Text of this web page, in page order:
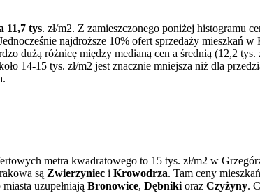
11,7 tys. zł/m2. Z zamieszczonego poniżej histogramu
najdroższe 10% ofert sprzedaży mieszkań
dużą różnicę między medianą cen a średnią (12,2
14-15 tys. zł/m2 jest znacznie mniejsza niż dla
metra kwadratowego to 15 tys. zł/m2 w
są Zwierzyniec i Krowodrza. Tam ceny
uzupełniają Bronowice, Dębnikioraz Czyżyny.